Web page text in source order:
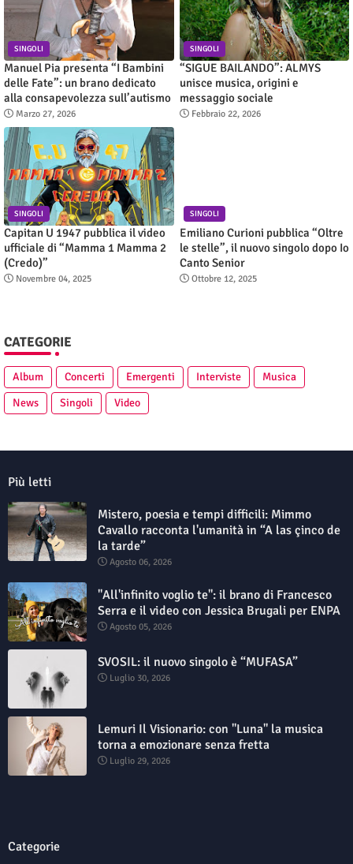
SINGOLI
Manuel Pia presenta “I Bambini
delle Fate”: un brano dedicato
alla consapevolezza sull’autismo
Marzo 27, 2026
SINGOLI
“SIGUE BAILANDO”: ALMYS
unisce musica, origini e
messaggio sociale
Febbraio 22, 2026
SINGOLI
Capitan U 1947 pubblica il video
ufficiale di “Mamma 1 Mamma 2
(Credo)”
Novembre 04, 2025
SINGOLI
Emiliano Curioni pubblica “Oltre
le stelle”, il nuovo singolo dopo Io
Canto Senior
Ottobre 12, 2025
CATEGORIE
Album Concerti Emergenti Interviste
Musica
News
Singoli Video
Più letti
Mistero, poesia e tempi difficili: Mimmo
Cavallo racconta l'umanità in “A las çinco de
la tarde”
Agosto 06, 2026
"All'infinito voglio te": il brano di Francesco
Serra e il video con Jessica Brugali per ENPA
Agosto 05, 2026
SVOSIL: il nuovo singolo è “MUFASA”
Luglio 30, 2026
Lemuri Il Visionario: con "Luna" la musica
torna a emozionare senza fretta
Luglio 29, 2026
Categorie